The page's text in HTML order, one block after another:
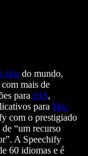
fala do mundo,
mais de
para iOS,
para Mac
com o prestigiado
“um recurso
A Speechify
60 idiomas e é